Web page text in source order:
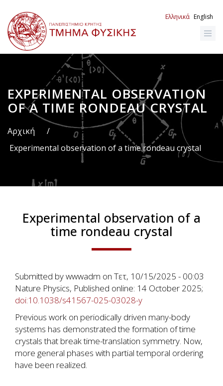
προς
το
κυρίως
περιεχόμενο
Ελληνικά English
EXPERIMENTAL OBSERVATION
OF A TIME RONDEAU CRYSTAL
Breadcrumb
Αρχική
/
Experimental observation of a time rondeau crystal
Experimental observation of a
time rondeau crystal
Submitted bywwwadm on Τετ, 10/15/2025 - 00:03
Nature Physics, Published online: 14 October 2025;
doi:10.1038/s41567-025-03028-y
Previous work on periodically driven many-body
systems has demonstrated the formation of time
crystals that break time-translation symmetry. Now,
more general phases with partial temporal ordering
have been realized.